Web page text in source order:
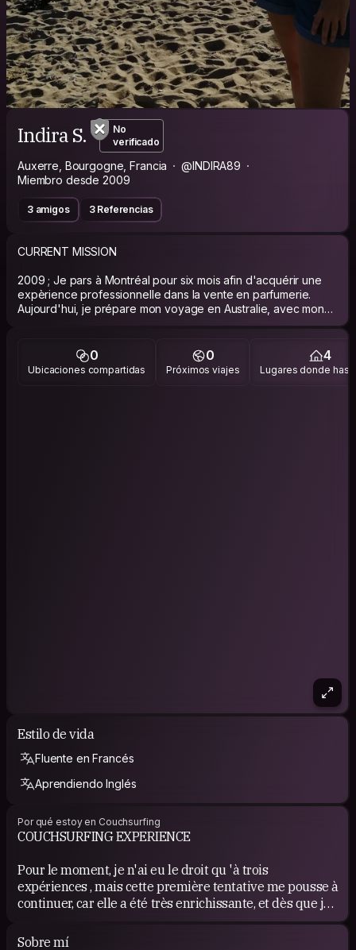
Indira S.
No
verificado
Auxerre, Bourgogne, Francia
@INDIRA89
Miembro desde 2009
3 amigos 3 Referencias
CURRENT MISSION
2009 ; Je pars à Montréal pour six mois afin d'acquérir une
expèrience professionnelle dans la vente en parfumerie.
Aujourd'hui, je prépare mon voyage en Australie, avec mon
Je suis quelqu'un de sérieuse, souriante, discrète, j'aime les
0
Ubicaciones compartidas
0
Próximos viajes
4
Lugares donde has
Estilo de vida
Fluente en Francés
Aprendiendo Inglés
Por qué estoy en Couchsurfing
COUCHSURFING EXPERIENCE
Pour le moment, je n'ai eu le droit qu 'à trois
expériences , mais cette première tentative me pousse à
continuer, car elle a été très enrichissante, et dès que je
le Pourrais j'accueillerais chez moi des surfeurs.
Sobre mí